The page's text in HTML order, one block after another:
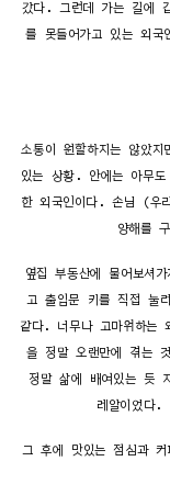
갔다. 그런데 가는 길에
를 못들어가고 있는 외
소통이 원할하지는 않았
있는 상황. 안에는 아무
한 외국인이다. 손님 (우
양해를
옆집 부동산에 물어보셔
고 출입문 키를 직접 눌
같다. 너무나 고마워하는
을 정말 오랜만에 겪는
정말 삶에 배여있는 듯
레알이었다.
그 후에 맛있는 점심과